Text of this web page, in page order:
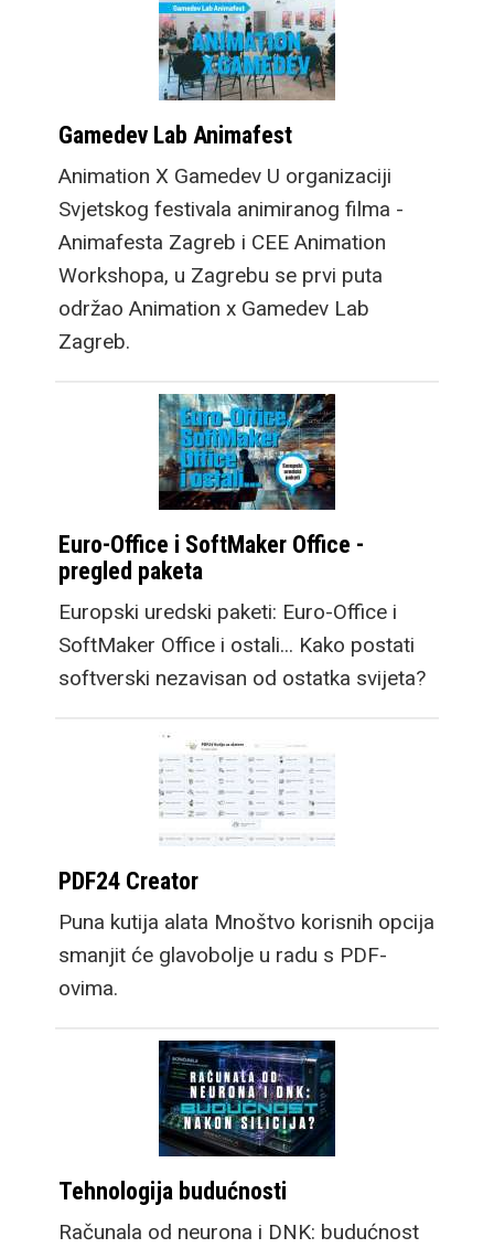
Gamedev Lab Animafest
Animation X Gamedev U organizaciji
Svjetskog festivala animiranog filma -
Animafesta Zagreb i CEE Animation
Workshopa, u Zagrebu se prvi puta
održao Animation x Gamedev Lab
Zagreb.
Euro-Office i SoftMaker Office -
pregled paketa
Europski uredski paketi: Euro-Office i
SoftMaker Office i ostali... Kako postati
softverski nezavisan od ostatka svijeta?
PDF24 Creator
Puna kutija alata Mnoštvo korisnih opcija
smanjit će glavobolje u radu s PDF-
ovima.
Tehnologija budućnosti
Računala od neurona i DNK: budućnost